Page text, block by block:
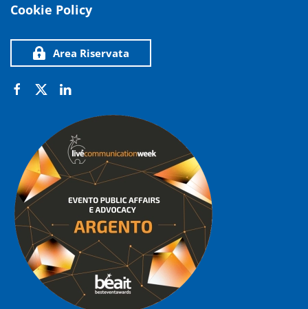
Cookie Policy
Area Riservata